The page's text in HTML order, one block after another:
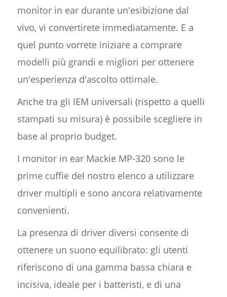
monitor in ear durante un'esibizione dal
vivo, vi convertirete immediatamente. E a
quel punto vorrete iniziare a comprare
modelli più grandi e migliori per ottenere
un'esperienza d'ascolto ottimale.
Anche tra gli IEM universali (rispetto a quelli
stampati su misura) è possibile scegliere in
base al proprio budget.
I monitor in ear Mackie MP-320 sono le
prime cuffie del nostro elenco a utilizzare
driver multipli e sono ancora relativamente
convenienti.
La presenza di driver diversi consente di
ottenere un suono equilibrato: gli utenti
riferiscono di una gamma bassa chiara e
incisiva, ideale per i batteristi, e di una